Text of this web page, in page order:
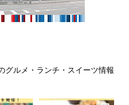
ルメ・ランチ・スイーツ情報